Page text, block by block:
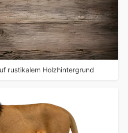
rustikalem Holzhintergrund